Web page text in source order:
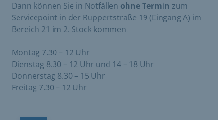
Dann können Sie in Notfällen ohne Termin zum
Servicepoint in der Ruppertstraße 19 (Eingang A) im
Bereich 21 im 2. Stock kommen:
Montag 7.30 – 12 Uhr
Dienstag 8.30 – 12 Uhr und 14 – 18 Uhr
Donnerstag 8.30 – 15 Uhr
Freitag 7.30 – 12 Uhr